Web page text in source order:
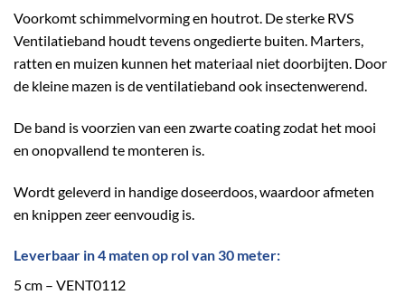
Voorkomt schimmelvorming en houtrot. De sterke RVS
Ventilatieband houdt tevens ongedierte buiten. Marters,
ratten en muizen kunnen het materiaal niet doorbijten. Door
de kleine mazen is de ventilatieband ook insectenwerend.
De band is voorzien van een zwarte coating zodat het mooi
en onopvallend te monteren is.
Wordt geleverd in handige doseerdoos, waardoor afmeten
en knippen zeer eenvoudig is.
Leverbaar in 4 maten op rol van 30 meter:
5 cm – VENT0112